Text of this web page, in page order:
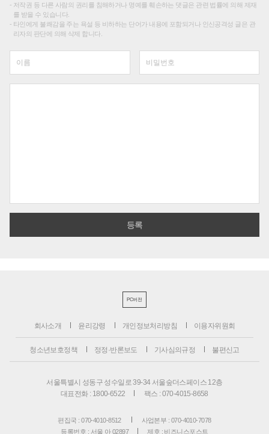
저작권 등 다른 사람의 권리를 침해하거나 명예를 훼손하는 댓글은 관련 법률에 의해 제재
를 받을 수 있습니다.
타인에게 불쾌감을 주는 욕설 등 비하하는 단어가 내용에 포함되거나 인신공격성 글은 관
리자의 판단에 의해 삭제 합니다.
PC버전
회사소개 윤리강령 개인정보처리방침 이용자위원회
청소년보호정책 정정·반론보도 기사심의규정 불편신고
서울특별시 성동구 성수일로 39-34 서울숲더스페이스 12층
대표전화 : 1800-6522
팩스 : 070-4015-8658
편집국 : 070-4010-8512
사업본부 : 070-4010-7078
등록번호 : 서울 아 02897
제호 : 비즈니스포스트